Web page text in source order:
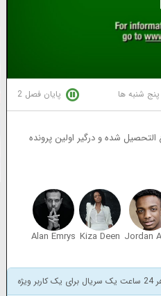
پنج شنبه ها پایان فصل 2
التحصیل شده و درگیر اولین پرونده
Kiza Deen
Alan Emrys
ویژه